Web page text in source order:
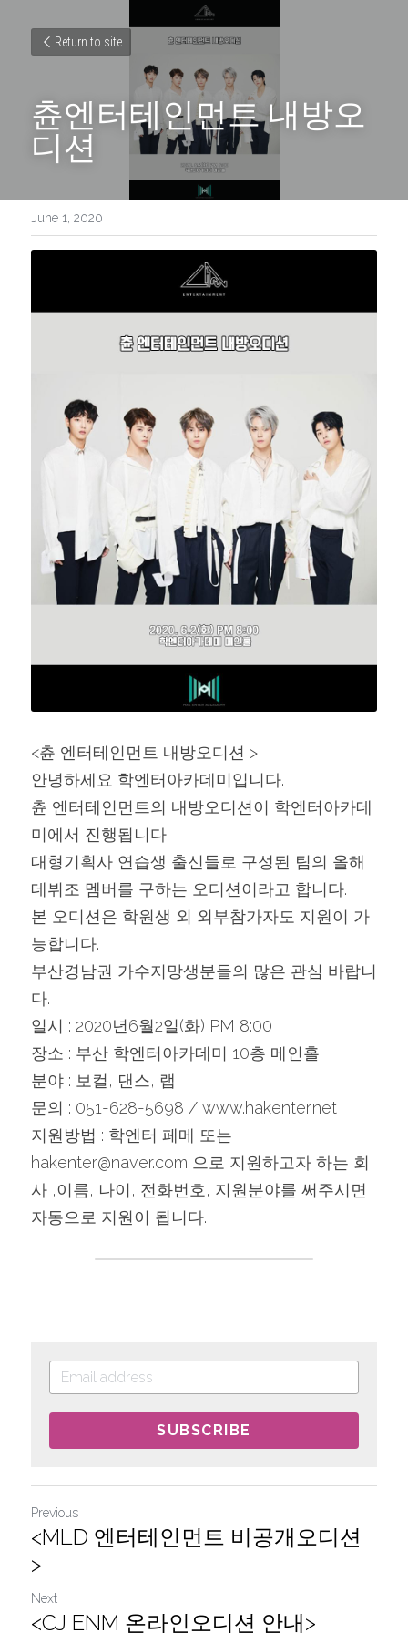
Return to site
츈엔터테인먼트 내방오
디션
June 1, 2020
<츈 엔터테인먼트 내방오디션 >
안녕하세요 학엔터아카데미입니다.
츈 엔터테인먼트의 내방오디션이 학엔터아카데
미에서 진행됩니다.
대형기획사 연습생 출신들로 구성된 팀의 올해
데뷔조 멤버를 구하는 오디션이라고 합니다.
본 오디션은 학원생 외 외부참가자도 지원이 가
능합니다.
부산경남권 가수지망생분들의 많은 관심 바랍니
다.
일시 : 2020년6월2일(화) PM 8:00
장소 : 부산 학엔터아카데미 10층 메인홀
분야 : 보컬, 댄스, 랩
문의 : 051-628-5698 / www.hakenter.net
지원방법 : 학엔터 페메 또는
hakenter@naver.com 으로 지원하고자 하는 회
사 ,이름, 나이, 전화번호, 지원분야를 써주시면
자동으로 지원이 됩니다.
SUBSCRIBE
Previous
<MLD 엔터테인먼트 비공개오디션
>
Next
<CJ ENM 온라인오디션 안내>